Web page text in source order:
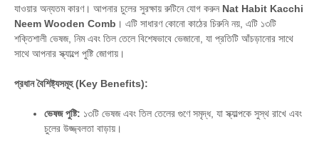
যাওয়ার অন্যতম কারণ। আপনার চুলের সুরক্ষায় রুটিনে যোগ করুন Nat Habit Kacchi
Neem Wooden Comb । এটি সাধারণ কোনো কাঠের চিরুনি নয়, এটি ১৩টি
শক্তিশালী ভেষজ, নিম এবং তিল তেলে বিশেষভাবে ভেজানো, যা প্রতিটি আঁচড়ানোর সাথে
সাথে আপনার স্ক্যাল্পে পুষ্টি জোগায়।
প্রধান বৈশিষ্ট্যসমূহ (Key Benefits):
ভেষজ পুষ্টি: ১৩টি ভেষজ এবং তিল তেলের গুণে সমৃদ্ধ, যা স্ক্যাল্পকে সুস্থ রাখে এবং
চুলের উজ্জ্বলতা বাড়ায়।